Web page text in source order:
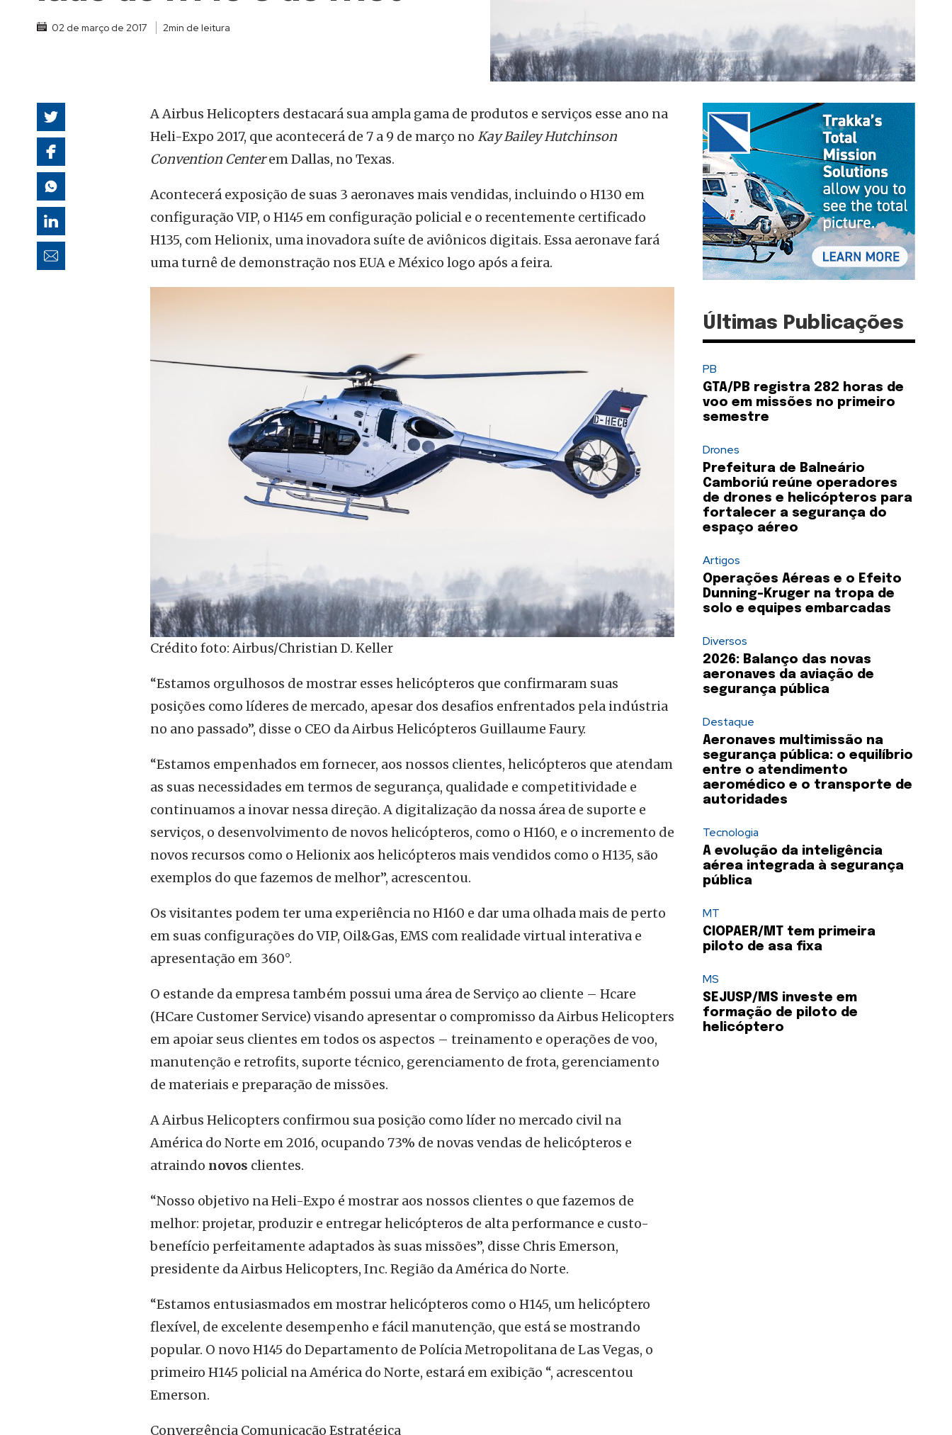
02 de março de 2017 2min de leitura
A Airbus Helicopters destacará sua ampla gama de produtos e serviços esse ano na
Heli-Expo 2017, que acontecerá de 7 a 9 de março no Kay Bailey Hutchinson
Convention Centerem Dallas, no Texas.
Acontecerá exposição de suas 3 aeronaves mais vendidas, incluindo o H130 em
configuração VIP, o H145 em configuração policial e o recentemente certificado
H135, com Helionix, uma inovadora suíte de aviônicos digitais. Essa aeronave fará
uma turnê de demonstração nos EUA e México logo após a feira.
Crédito foto: Airbus/Christian D. Keller
“Estamos orgulhosos de mostrar esses helicópteros que confirmaram suas
posições como líderes de mercado, apesar dos desafios enfrentados pela indústria
no ano passado”, disse o CEO da Airbus Helicópteros Guillaume Faury.
“Estamos empenhados em fornecer, aos nossos clientes, helicópteros que atendam
as suas necessidades em termos de segurança, qualidade e competitividade e
continuamos a inovar nessa direção. A digitalização da nossa área de suporte e
serviços, o desenvolvimento de novos helicópteros, como o H160, e o incremento de
novos recursos como o Helionix aos helicópteros mais vendidos como o H135, são
exemplos do que fazemos de melhor”, acrescentou.
Os visitantes podem ter uma experiência no H160 e dar uma olhada mais de perto
em suas configurações do VIP, Oil&Gas, EMS com realidade virtual interativa e
apresentação em 360°.
O estande da empresa também possui uma área de Serviço ao cliente – Hcare
(HCare Customer Service) visando apresentar o compromisso da Airbus Helicopters
em apoiar seus clientes em todos os aspectos – treinamento e operações de voo,
manutenção e retrofits, suporte técnico, gerenciamento de frota, gerenciamento
de materiais e preparação de missões.
A Airbus Helicopters confirmou sua posição como líder no mercado civil na
América do Norte em 2016, ocupando 73% de novas vendas de helicópteros e
atraindo novos clientes.
“Nosso objetivo na Heli-Expo é mostrar aos nossos clientes o que fazemos de
melhor: projetar, produzir e entregar helicópteros de alta performance e custo-
benefício perfeitamente adaptados às suas missões”, disse Chris Emerson,
presidente da Airbus Helicopters, Inc. Região da América do Norte.
“Estamos entusiasmados em mostrar helicópteros como o H145, um helicóptero
flexível, de excelente desempenho e fácil manutenção, que está se mostrando
popular. O novo H145 do Departamento de Polícia Metropolitana de Las Vegas, o
primeiro H145 policial na América do Norte, estará em exibição “, acrescentou
Emerson.
Convergência Comunicação Estratégica
Últimas Publicações
PB
GTA/PB registra 282 horas de
voo em missões no primeiro
semestre
Drones
Prefeitura de Balneário
Camboriú reúne operadores
de drones e helicópteros para
fortalecer a segurança do
espaço aéreo
Artigos
Operações Aéreas e o Efeito
Dunning-Kruger na tropa de
solo e equipes embarcadas
Diversos
2026: Balanço das novas
aeronaves da aviação de
segurança pública
Destaque
Aeronaves multimissão na
segurança pública: o equilíbrio
entre o atendimento
aeromédico e o transporte de
autoridades
Tecnologia
A evolução da inteligência
aérea integrada à segurança
pública
MT
CIOPAER/MT tem primeira
piloto de asa fixa
MS
SEJUSP/MS investe em
formação de piloto de
helicóptero